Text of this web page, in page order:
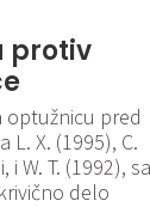
protiv
optužnicu pred
X. (1995), C.
W. T. (1992), sa
delo